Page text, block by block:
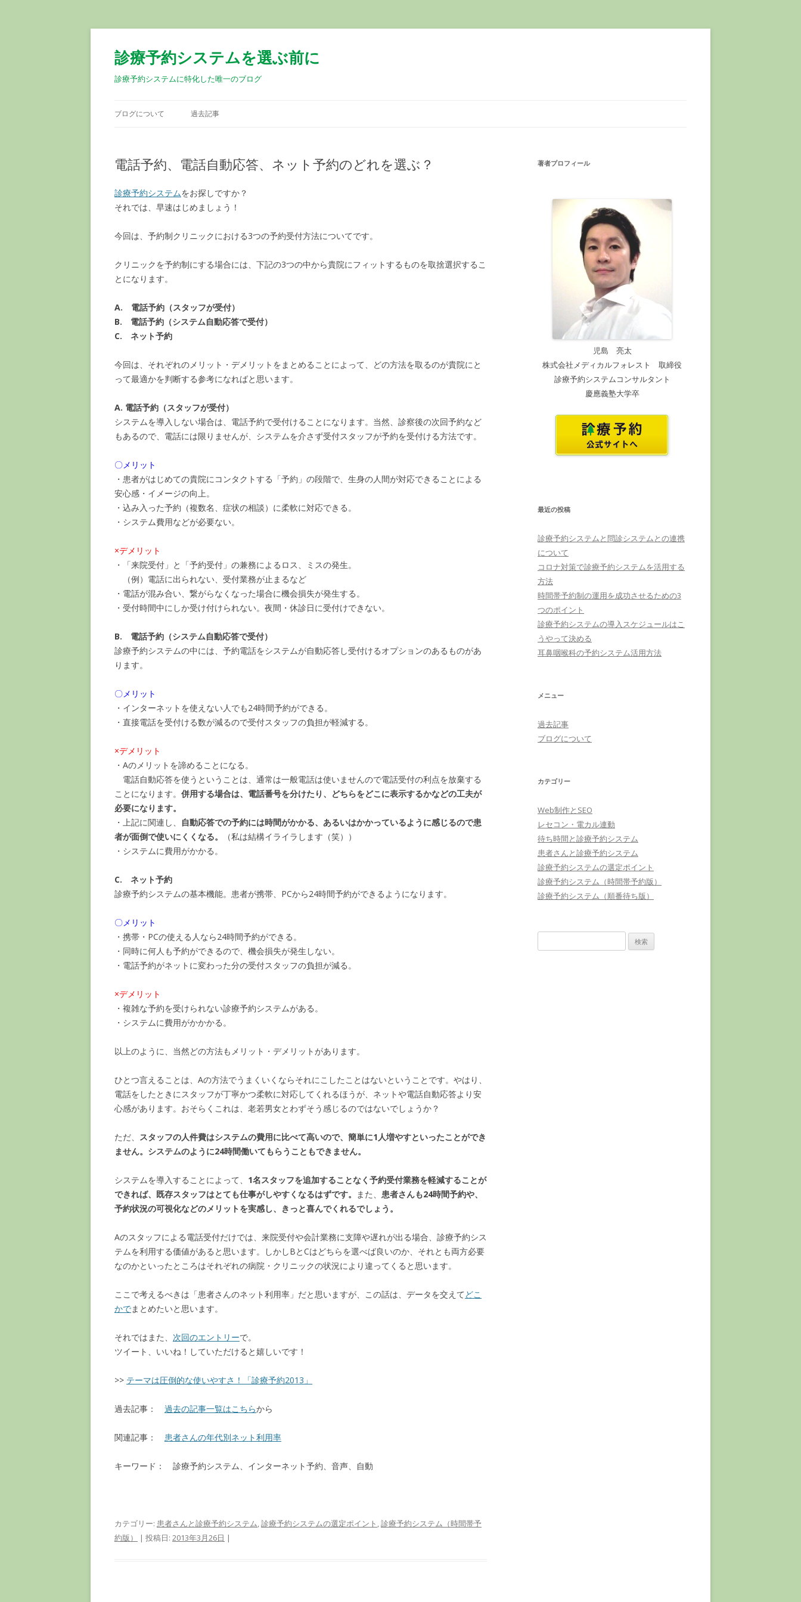
診療予約システムを選ぶ前に
診療予約システムに特化した唯一のブログ
キ
ッ
ブログについて 過去記事
電話予約、電話自動応答、ネット予約のどれを選ぶ？
診療予約システムをお探しですか？
それでは、早速はじめましょう！
今回は、予約制クリニックにおける3つの予約受付方法についてです。
クリニックを予約制にする場合には、下記の3つの中から貴院にフィットするものを取捨選択するこ
とになります。
A. 電話予約（スタッフが受付）
B. 電話予約（システム自動応答で受付）
C. ネット予約
今回は、それぞれのメリット・デメリットをまとめることによって、どの方法を取るのが貴院にと
って最適かを判断する参考になればと思います。
A. 電話予約（スタッフが受付）
システムを導入しない場合は、電話予約で受付けることになります。当然、診察後の次回予約など
もあるので、電話には限りませんが、システムを介さず受付スタッフが予約を受付ける方法です。
〇メリット
・患者がはじめての貴院にコンタクトする「予約」の段階で、生身の人間が対応できることによる
安心感・イメージの向上。
・込み入った予約（複数名、症状の相談）に柔軟に対応できる。
・システム費用などが必要ない。
×デメリット
・「来院受付」と「予約受付」の兼務によるロス、ミスの発生。
（例）電話に出られない、受付業務が止まるなど
・電話が混み合い、繋がらなくなった場合に機会損失が発生する。
・受付時間中にしか受け付けられない。夜間・休診日に受付けできない。
B. 電話予約（システム自動応答で受付）
診療予約システムの中には、予約電話をシステムが自動応答し受付けるオプションのあるものがあ
ります。
〇メリット
・インターネットを使えない人でも24時間予約ができる。
・直接電話を受付ける数が減るので受付スタッフの負担が軽減する。
×デメリット
・Aのメリットを諦めることになる。
電話自動応答を使うということは、通常は一般電話は使いませんので電話受付の利点を放棄する
ことになります。 併用する場合は、電話番号を分けたり、どちらをどこに表示するかなどの工夫が
必要になります。
・上記に関連し、
自動応答での予約には時間がかかる、あるいはかかっているように感じるので患
者が面倒で使いにくくなる。
（私は結構イライラします（笑））
・システムに費用がかかる。
C. ネット予約
診療予約システムの基本機能。患者が携帯、PCから24時間予約ができるようになります。
〇メリット
・携帯・PCの使える人なら24時間予約ができる。
・同時に何人も予約ができるので、機会損失が発生しない。
・電話予約がネットに変わった分の受付スタッフの負担が減る。
×デメリット
・複雑な予約を受けられない診療予約システムがある。
・システムに費用がかかかる。
以上のように、当然どの方法もメリット・デメリットがあります。
ひとつ言えることは、Aの方法でうまくいくならそれにこしたことはないということです。やはり、
電話をしたときにスタッフが丁寧かつ柔軟に対応してくれるほうが、ネットや電話自動応答より安
心感があります。おそらくこれは、老若男女とわずそう感じるのではないでしょうか？
ただ、 スタッフの人件費はシステムの費用に比べて高いので、簡単に1人増やすといったことができ
ません。システムのように24時間働いてもらうこともできません。
システムを導入することによって、 1名スタッフを追加することなく予約受付業務を軽減することが
できれば、既存スタッフはとても仕事がしやすくなるはずです。 また、 患者さんも24時間予約や、
予約状況の可視化などのメリットを実感し、きっと喜んでくれるでしょう。
Aのスタッフによる電話受付だけでは、来院受付や会計業務に支障や遅れが出る場合、診療予約シス
テムを利用する価値があると思います。しかしBとCはどちらを選べば良いのか、それとも両方必要
なのかといったところはそれぞれの病院・クリニックの状況により違ってくると思います。
ここで考えるべきは「患者さんのネット利用率」だと思いますが、この話は、データを交えて どこ
かでまとめたいと思います。
それではまた、 次回のエントリーで。
ツイート、いいね！していただけると嬉しいです！
>> テーマは圧倒的な使いやすさ！「診療予約2013」
過去記事： 過去の記事一覧はこちらから
関連記事： 患者さんの年代別ネット利用率
キーワード： 診療予約システム、インターネット予約、音声、自動
カテゴリー: 患者さんと診療予約システム,診療予約システムの選定ポイント ,診療予約システム（時間帯予
約版）
| 投稿日: 2013年3月26日 |
著者プロフィール
児島 亮太
株式会社メディカルフォレスト 取締役
診療予約システムコンサルタント
慶應義塾大学卒
最近の投稿
診療予約システムと問診システムとの連携
について
コロナ対策で診療予約システムを活用する
方法
時間帯予約制の運用を成功させるための3
つのポイント
診療予約システムの導入スケジュールはこ
うやって決める
耳鼻咽喉科の予約システム活用方法
メニュー
過去記事
ブログについて
カテゴリー
Web制作とSEO
レセコン・電カル連動
待ち時間と診療予約システム
患者さんと診療予約システム
診療予約システムの選定ポイント
診療予約システム（時間帯予約版）
診療予約システム（順番待ち版）
索: